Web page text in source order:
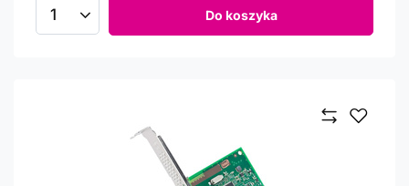
Ilość produktów Do koszyka